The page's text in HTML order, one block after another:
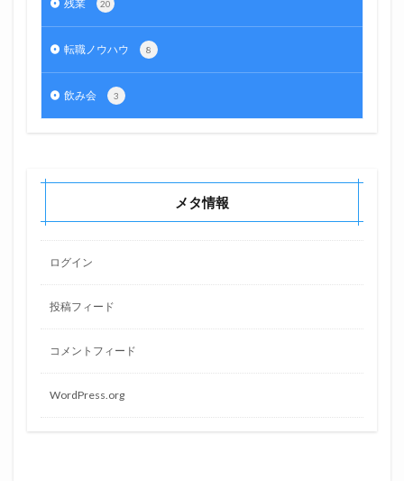
残業 20
転職ノウハウ 8
飲み会 3
メタ情報
ログイン
投稿フィード
コメントフィード
WordPress.org